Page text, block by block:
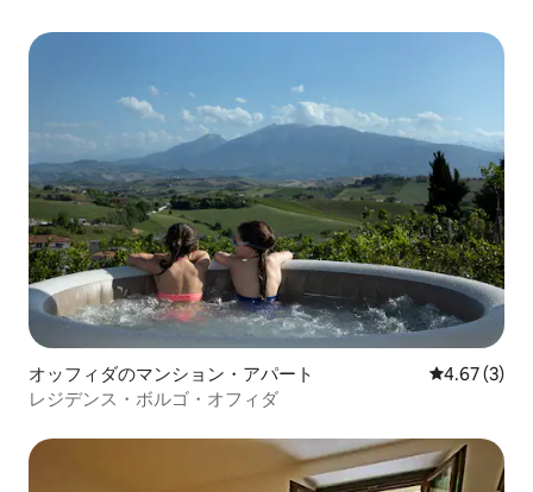
オッフィダのマンション・アパート レビュー3
4.67 (3)
レジデンス・ボルゴ・オフィダ